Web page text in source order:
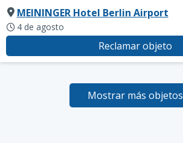
MEININGER Hotel Berlin Airport
4 de agosto
Reclamar objeto
Mostrar más objetos